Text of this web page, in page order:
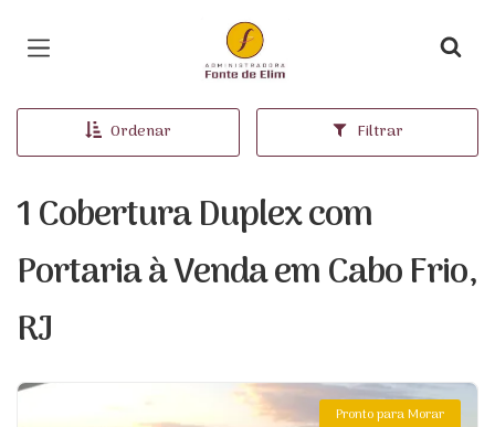
Página inicial
Ordenar Filtrar
1 Cobertura Duplex com
Portaria à Venda em Cabo Frio,
RJ
Pronto para Morar